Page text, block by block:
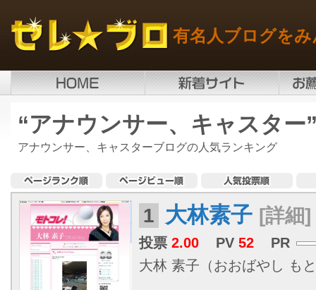
有名人ブログを
“アナウンサー、キャスター
アナウンサー、キャスターブログの人気ランキング
1 大林素子 [詳細]
投票 2.00 PV 52
PR
大林 素子（おおばやし も